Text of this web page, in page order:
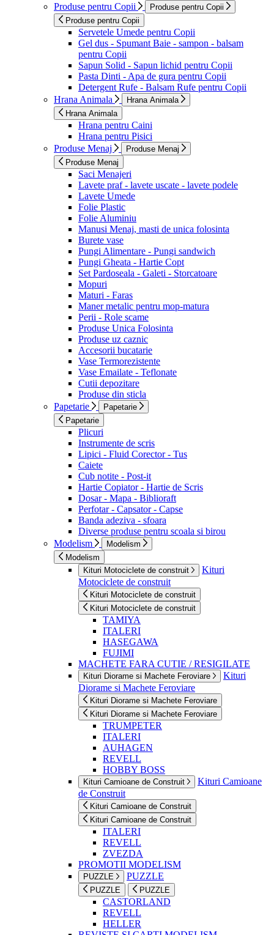
Produse pentru Copii
Produse pentru Copii
Produse pentru Copii
Servetele Umede pentru Copii
Gel dus - Spumant Baie - sampon - balsam
pentru Copii
Sapun Solid - Sapun lichid pentru Copii
Pasta Dinti - Apa de gura pentru Copii
Detergent Rufe - Balsam Rufe pentru Copii
Hrana Animala
Hrana Animala
Hrana Animala
Hrana pentru Caini
Hrana pentru Pisici
Produse Menaj
Produse Menaj
Produse Menaj
Saci Menajeri
Lavete praf - lavete uscate - lavete podele
Lavete Umede
Folie Plastic
Folie Aluminiu
Manusi Menaj, masti de unica folosinta
Burete vase
Pungi Alimentare - Pungi sandwich
Pungi Gheata - Hartie Copt
Set Pardoseala - Galeti - Storcatoare
Mopuri
Maturi - Faras
Maner metalic pentru mop-matura
Perii - Role scame
Produse Unica Folosinta
Produse uz caznic
Accesorii bucatarie
Vase Termorezistente
Vase Emailate - Teflonate
Cutii depozitare
Produse din sticla
Papetarie
Papetarie
Papetarie
Plicuri
Instrumente de scris
Lipici - Fluid Corector - Tus
Caiete
Cub notite - Post-it
Hartie Copiator - Hartie de Scris
Dosar - Mapa - Biblioraft
Perfotar - Capsator - Capse
Banda adeziva - sfoara
Diverse produse pentru scoala si birou
Modelism
Modelism
Modelism
Kituri Motociclete de construit
Kituri
Motociclete de construit
Kituri Motociclete de construit
Kituri Motociclete de construit
TAMIYA
ITALERI
HASEGAWA
FUJIMI
MACHETE FARA CUTIE / RESIGILATE
Kituri Diorame si Machete Feroviare
Kituri
Diorame si Machete Feroviare
Kituri Diorame si Machete Feroviare
Kituri Diorame si Machete Feroviare
TRUMPETER
ITALERI
AUHAGEN
REVELL
HOBBY BOSS
Kituri Camioane de Construit
Kituri Camioane
de Construit
Kituri Camioane de Construit
Kituri Camioane de Construit
ITALERI
REVELL
ZVEZDA
PROMOTII MODELISM
PUZZLE PUZZLE
PUZZLE PUZZLE
CASTORLAND
REVELL
HELLER